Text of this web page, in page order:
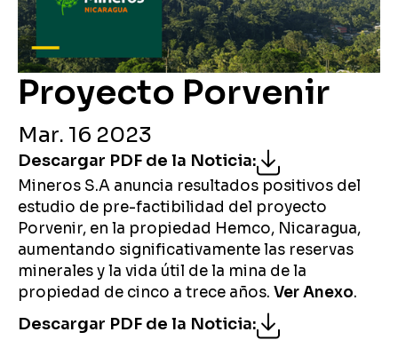
Proyecto Porvenir
Mar. 16 2023
Descargar PDF de la Noticia:
Mineros S.A anuncia resultados positivos del
estudio de pre-factibilidad del proyecto
Porvenir, en la propiedad Hemco, Nicaragua,
aumentando significativamente las reservas
minerales y la vida útil de la mina de la
propiedad de cinco a trece años. Ver Anexo.
Descargar PDF de la Noticia: